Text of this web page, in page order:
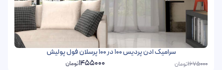
سرامیک ادن پردیس 100 در 100 پرسلان فول پولیش
1675000تومان 1455000تومان